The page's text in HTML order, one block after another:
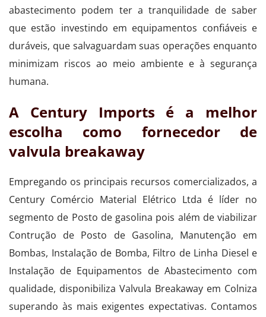
abastecimento podem ter a tranquilidade de saber
que estão investindo em equipamentos confiáveis e
duráveis, que salvaguardam suas operações enquanto
minimizam riscos ao meio ambiente e à segurança
humana.
A Century Imports é a melhor
escolha como fornecedor de
valvula breakaway
Empregando os principais recursos comercializados, a
Century Comércio Material Elétrico Ltda é líder no
segmento de Posto de gasolina pois além de viabilizar
Contrução de Posto de Gasolina, Manutenção em
Bombas, Instalação de Bomba, Filtro de Linha Diesel e
Instalação de Equipamentos de Abastecimento com
qualidade, disponibiliza Valvula Breakaway em Colniza
superando às mais exigentes expectativas. Contamos